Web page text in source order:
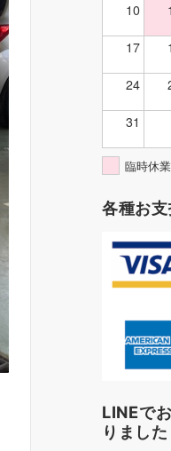
10
17
24
31
臨時休業
各種お
LINEで
りました